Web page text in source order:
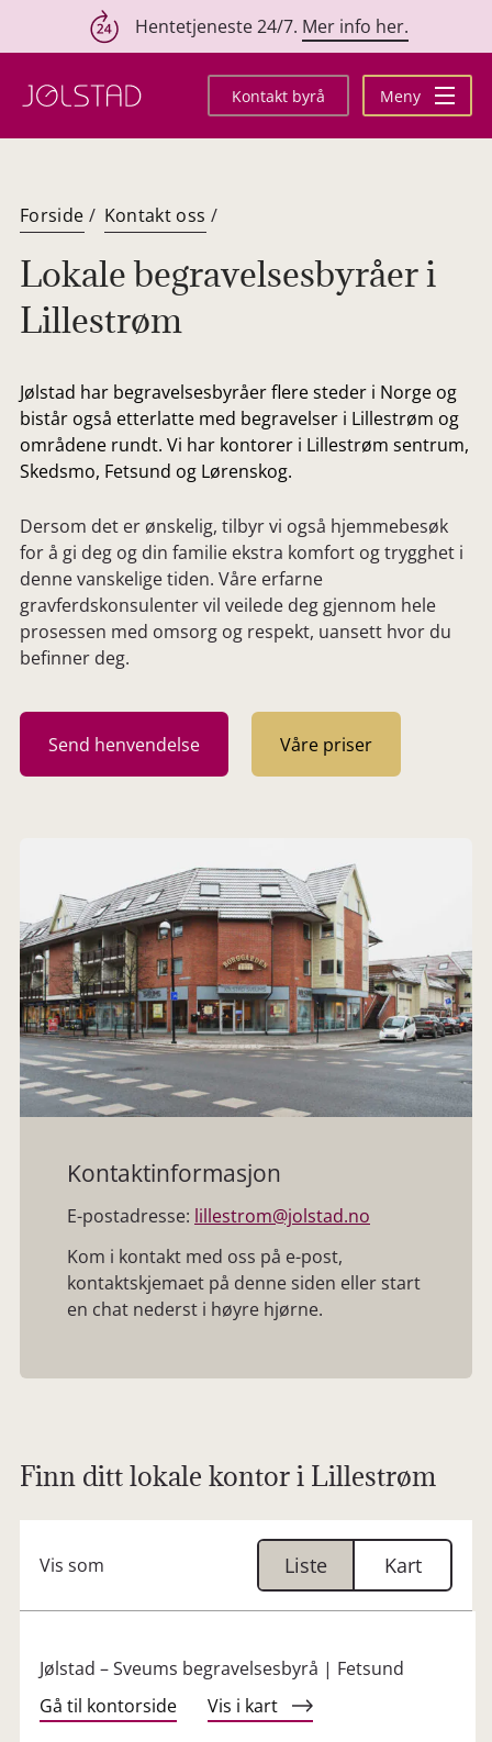
innhold
Hentetjeneste 24/7. Mer info her.
Kontakt byrå Meny
Forside / Kontakt oss /
Lokale begravelsesbyråer i
Lillestrøm
Jølstad har begravelsesbyråer flere steder i Norge og
bistår også etterlatte med begravelser i Lillestrøm og
områdene rundt. Vi har kontorer i Lillestrøm sentrum,
Skedsmo, Fetsund og Lørenskog.
Dersom det er ønskelig, tilbyr vi også hjemmebesøk
for å gi deg og din familie ekstra komfort og trygghet i
denne vanskelige tiden. Våre erfarne
gravferdskonsulenter vil veilede deg gjennom hele
prosessen med omsorg og respekt, uansett hvor du
befinner deg.
Send henvendelse Våre priser
Kontaktinformasjon
E-postadresse: lillestrom@jolstad.no
Kom i kontakt med oss på e-post,
kontaktskjemaet på denne siden eller start
en chat nederst i høyre hjørne.
Finn ditt lokale kontor i Lillestrøm
Vis som Liste Kart
Jølstad – Sveums begravelsesbyrå | Fetsund
Gå til kontorside
Vis i kart